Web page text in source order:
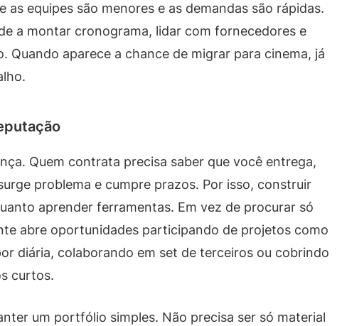
as equipes são menores e as demandas são rápidas.
a montar cronograma, lidar com fornecedores e
Quando aparece a chance de migrar para cinema, já
Quem contrata precisa saber que você entrega,
problema e cumpre prazos. Por isso, construir
aprender ferramentas. Em vez de procurar só
abre oportunidades participando de projetos como
diária, colaborando em set de terceiros ou cobrindo
curtos.
um portfólio simples. Não precisa ser só material